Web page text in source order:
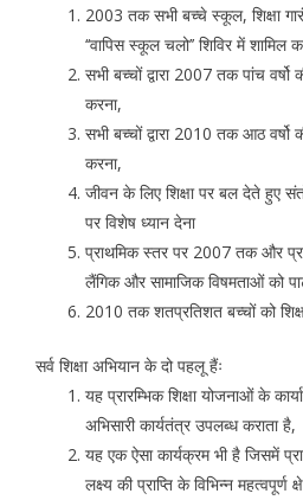
2003 तक सभी बच्चे स्कूल, शिक्षा
‘‘वापिस स्कूल चलो’’ शिविर में शामिल
सभी बच्चों द्वारा 2007 तक पांच वर्षो
करना,
सभी बच्चों द्वारा 2010 तक आठ वर्षो
करना,
जीवन के लिए शिक्षा पर बल देते हुए
पर विशेष ध्यान देना
प्राथमिक स्तर पर 2007 तक और
लैंगिक और सामाजिक विषमताओं को
2010 तक शतप्रतिशत बच्चों को
सर्व शिक्षा अभियान के दो पहलू हैंः
यह प्रारम्भिक शिक्षा योजनाओं के
अभिसारी कार्यतंत्र उपलब्ध कराता है,
यह एक ऐसा कार्यक्रम भी है जिसमें
लक्ष्य की प्राप्ति के विभिन्न